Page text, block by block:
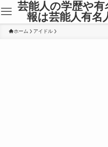
芸能人の学歴や
報は芸能人有名
ホーム アイドル